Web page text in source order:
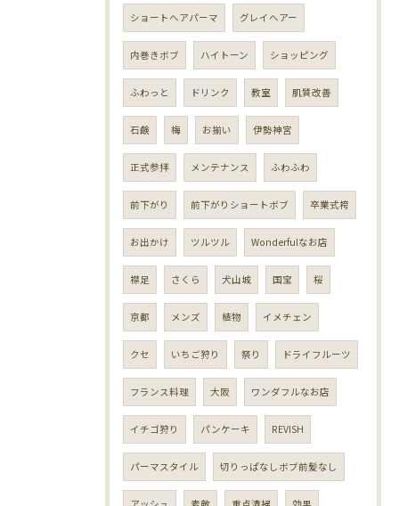
ショートヘアパーマ グレイヘアー
内巻きボブ ハイトーン ショッピング
ふわっと ドリンク 教室 肌質改善
石鹸 梅 お揃い 伊勢神宮
正式参拝 メンテナンス ふわふわ
前下がり 前下がりショートボブ 卒業式袴
お出かけ ツルツル Wonderfulなお店
襟足 さくら 犬山城 国宝 桜
京都 メンズ 植物 イメチェン
クセ いちご狩り 祭り ドライフルーツ
フランス料理 大阪 ワンダフルなお店
イチゴ狩り パンケーキ REVISH
パーマスタイル 切りっぱなしボブ前髪なし